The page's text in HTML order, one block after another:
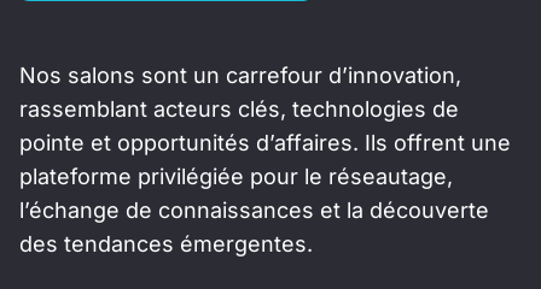
Nos salons sont un carrefour d’innovation,
rassemblant acteurs clés, technologies de
pointe et opportunités d’affaires. Ils offrent une
plateforme privilégiée pour le réseautage,
l’échange de connaissances et la découverte
des tendances émergentes.